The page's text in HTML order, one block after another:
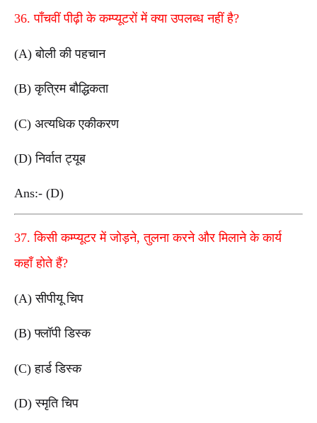
36. पाँचवीं पीढ़ी के कम्प्यूटरों में क्या उपलब्ध नहीं है?
(A) बोली की पहचान
(B) कृत्रिम बौद्धिकता
(C) अत्यधिक एकीकरण
(D) निर्वात ट्यूब
Ans:- (D)
37. किसी कम्प्यूटर में जोड़ने, तुलना करने और मिलाने के कार्य
कहाँ होते हैं?
(A) सीपीयू चिप
(B) फ्लॉपी डिस्क
(C) हार्ड डिस्क
(D) स्मृति चिप